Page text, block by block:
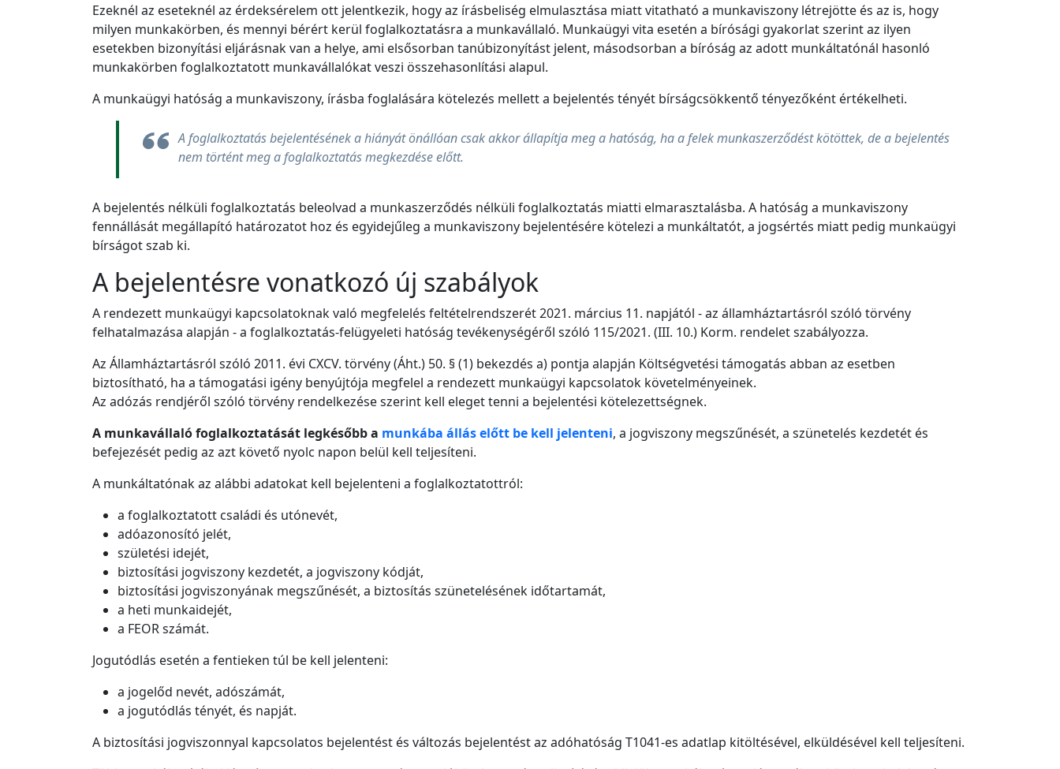
Ezeknél az eseteknél az érdeksérelem ott jelentkezik, hogy az írásbeliség elmulasztása miatt vitatható a munkaviszony létrejötte és az is, hogy
milyen munkakörben, és mennyi bérért kerül foglalkoztatásra a munkavállaló. Munkaügyi vita esetén a bírósági gyakorlat szerint az ilyen
esetekben bizonyítási eljárásnak van a helye, ami elsősorban tanúbizonyítást jelent, másodsorban a bíróság az adott munkáltatónál hasonló
munkakörben foglalkoztatott munkavállalókat veszi összehasonlítási alapul.
A munkaügyi hatóság a munkaviszony, írásba foglalására kötelezés mellett a bejelentés tényét bírságcsökkentő tényezőként értékelheti.
A foglalkoztatás bejelentésének a hiányát önállóan csak akkor állapítja meg a hatóság, ha a felek munkaszerződést kötöttek, de a bejelentés
nem történt meg a foglalkoztatás megkezdése előtt.
A bejelentés nélküli foglalkoztatás beleolvad a munkaszerződés nélküli foglalkoztatás miatti elmarasztalásba. A hatóság a munkaviszony
fennállását megállapító határozatot hoz és egyidejűleg a munkaviszony bejelentésére kötelezi a munkáltatót, a jogsértés miatt pedig munkaügyi
bírságot szab ki.
A bejelentésre vonatkozó új szabályok
A rendezett munkaügyi kapcsolatoknak való megfelelés feltételrendszerét 2021. március 11. napjától - az államháztartásról szóló törvény
felhatalmazása alapján - a foglalkoztatás-felügyeleti hatóság tevékenységéről szóló 115/2021. (III. 10.) Korm. rendelet szabályozza.
Az Államháztartásról szóló 2011. évi CXCV. törvény (Áht.) 50. § (1) bekezdés a) pontja alapján Költségvetési támogatás abban az esetben
biztosítható, ha a támogatási igény benyújtója megfelel a rendezett munkaügyi kapcsolatok követelményeinek.
Az adózás rendjéről szóló törvény rendelkezése szerint kell eleget tenni a bejelentési kötelezettségnek.
A munkavállaló foglalkoztatását legkésőbb a munkába állás előtt be kell jelenteni, a jogviszony megszűnését, a szünetelés kezdetét és
befejezését pedig az azt követő nyolc napon belül kell teljesíteni.
A munkáltatónak az alábbi adatokat kell bejelenteni a foglalkoztatottról:
a foglalkoztatott családi és utónevét,
adóazonosító jelét,
születési idejét,
biztosítási jogviszony kezdetét, a jogviszony kódját,
biztosítási jogviszonyának megszűnését, a biztosítás szünetelésének időtartamát,
a heti munkaidejét,
a FEOR számát.
Jogutódlás esetén a fentieken túl be kell jelenteni:
a jogelőd nevét, adószámát,
a jogutódlás tényét, és napját.
A biztosítási jogviszonnyal kapcsolatos bejelentést és változás bejelentést az adóhatóság T1041-es adatlap kitöltésével, elküldésével kell teljesíteni.